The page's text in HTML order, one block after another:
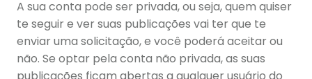
A sua conta pode ser privada, ou seja, quem quiser
te seguir e ver suas publicações vai ter que te
enviar uma solicitação, e você poderá aceitar ou
não. Se optar pela conta não privada, as suas